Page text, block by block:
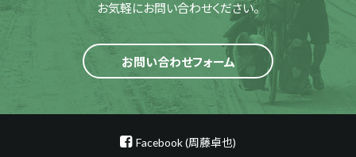
お気軽にお問い合わせください。
お問い合わせフォーム
Facebook (周藤卓也)